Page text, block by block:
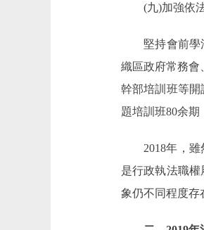
(九)加強依法
堅持會前學法
織區政府常務會
幹部培訓班等開
題培訓班80余
2018年，雖然
是行政執法職
象仍不同程度存